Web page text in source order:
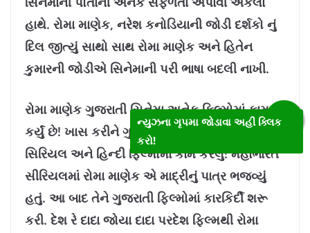
હાથે. રોમા માણેક, નરેશ કનોડિયાની જોડી દર્શકો નું
દિલ જીત્યું સાથો સાથ રોમા માણેક અને હિતેન
કુમારની જોડીએ સિનેમાની પરી ભાષા બદલી નાખી.
રોમા માણેક ગુજરાતી સિનેમા અનેક ફિલ્મોમાં કામ
કર્યું છે! ખાસ કરીને ગુજરાતી ફિલ્મો પહેલા તેને હિન્દી
સિરિયલ અને હિન્દી ફિલ્મોમાં કામ કરેલું! મહાભારત
સીરિયલમાં રોમા માણેક એ માદ્રીનું પાત્ર ભજવ્યું
હતું. આ બાદ તેને ગુજરાતી ફિલ્મોમાં કારકિર્દી શરૂ
કરી. દેશ રે દાદા જોયા દાદા પરદેશ ફિલ્મથી રોમા
ન્યુઝના ગૃપમા જોડાવા અહીં ક્લિક
કરો!